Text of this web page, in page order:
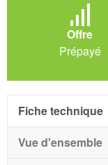
Offre
Prépayé
Fiche technique
Vue d'ensemble